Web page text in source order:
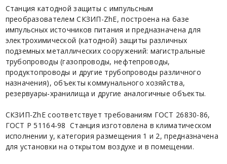
Станция катодной защиты с импульсным
преобразователем СКЗИП-ZhE, построена на базе
импульсных источников питания и предназначена для
электрохимической (катодной) защиты различных
подземных металлических сооружений: магистральные
трубопроводы (газопроводы, нефтепроводы,
продуктопроводы и другие трубопроводы различного
назначения), объекты коммунального хозяйства,
резервуары-хранилища и другие аналогичные объекты.
СКЗИП-ZhE соответствует требованиям ГОСТ 26830-86,
ГОСТ Р 51164-98 Станция изготовлена в климатическом
исполнении у, категория размещения 1 и 2, предназначена
для установки на открытом воздухе и в помещении.